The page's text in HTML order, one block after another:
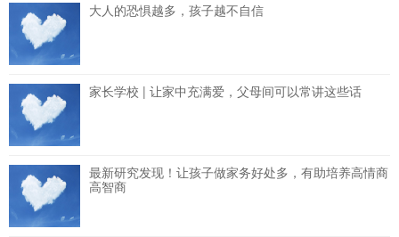
大人的恐惧越多，孩子越不自信
家长学校 | 让家中充满爱，父母间可以常讲这些话
最新研究发现！让孩子做家务好处多，有助培养高情商
高智商